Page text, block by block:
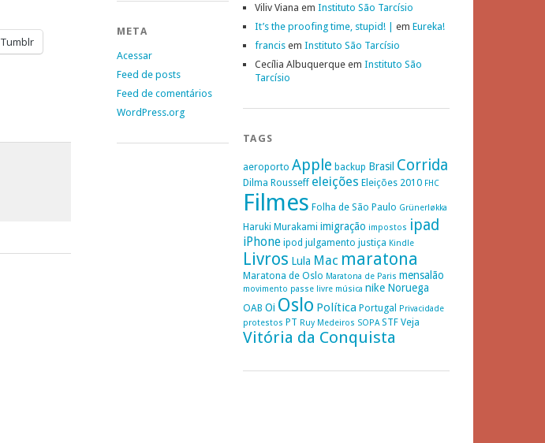
Tumblr
META
Acessar
Feed de posts
Feed de comentários
WordPress.org
Viliv Viana em Instituto São Tarcísio
It’s the proofing time, stupid! |
em Eureka!
francis em Instituto São Tarcísio
Cecília Albuquerque em Instituto São
Tarcísio
TAGS
aeroporto Apple backup Brasil Corrida
Dilma Rousseff eleições Eleições 2010 FHC
Filmes Folha de São Paulo Grünerløkka
Haruki Murakami imigração impostos ipad
iPhone ipod julgamento justiça Kindle
Livros Lula Mac maratona
Maratona de Oslo Maratona de Paris mensalão
movimento passe livre música nike Noruega
OAB Oi Oslo Política Portugal
Privacidade
protestos PT Ruy Medeiros SOPA STF Veja
Vitória da Conquista